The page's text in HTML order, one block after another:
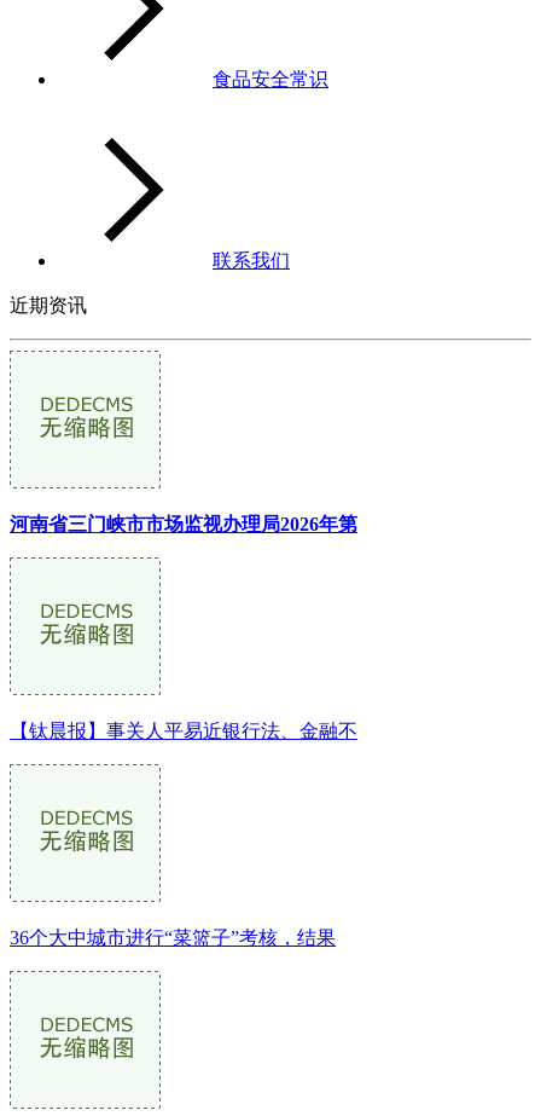
食品安全常识
联系我们
近期资讯
河南省三门峡市市场监视办理局2026年第
【钛晨报】事关人平易近银行法、金融不
36个大中城市进行“菜篮子”考核，结果